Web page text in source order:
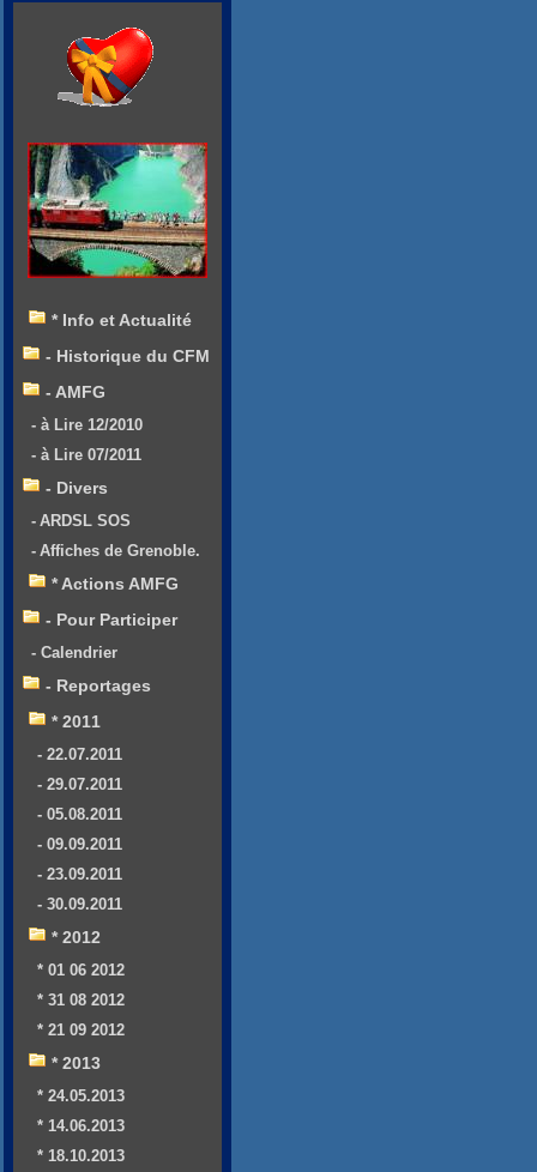
* Info et Actualité
- Historique du CFM
- AMFG
- à Lire 12/2010
- à Lire 07/2011
- Divers
- ARDSL SOS
- Affiches de Grenoble.
* Actions AMFG
- Pour Participer
- Calendrier
- Reportages
* 2011
- 22.07.2011
- 29.07.2011
- 05.08.2011
- 09.09.2011
- 23.09.2011
- 30.09.2011
* 2012
* 01 06 2012
* 31 08 2012
* 21 09 2012
* 2013
* 24.05.2013
* 14.06.2013
* 18.10.2013